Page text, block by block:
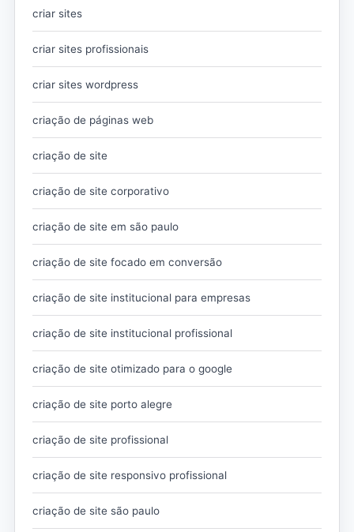
criar sites
criar sites profissionais
criar sites wordpress
criação de páginas web
criação de site
criação de site corporativo
criação de site em são paulo
criação de site focado em conversão
criação de site institucional para empresas
criação de site institucional profissional
criação de site otimizado para o google
criação de site porto alegre
criação de site profissional
criação de site responsivo profissional
criação de site são paulo